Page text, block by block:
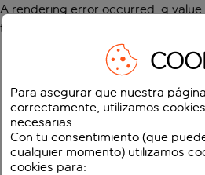
A rendering error occurred:
function
Para asegurar que nuestra
correctamente, utilizamos
necesarias.
Con tu consentimiento (que
cualquier momento) utilizamos
cookies para: